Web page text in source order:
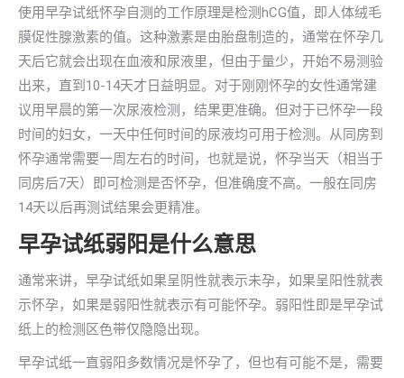
使用早孕试纸怀孕自测的工作原理是检测hCG值，即人体绒毛
膜促性腺激素的值。这种激素是由胎盘制造的，通常在怀孕几
天后它就会出现在血液和尿液里，但由于量少，开始不易测验
出来，直到10-14天才日益明显。对于刚刚怀孕的女性通常建
议用早晨的第一次尿液检测，结果更准确。但对于已怀孕一段
时间的妇女，一天中任何时间的尿液均可用于检测。从同房到
怀孕通常需要一周左右的时间，也就是说，怀孕当天（相当于
同房后7天）即可检测是否怀孕，但准确度不高。一般在同房
14天以后再测试结果会更精准。
早孕试纸弱阳是什么意思
通常来讲，早孕试纸如果呈阴性就表示未孕，如果呈阳性就表
示怀孕，如果是弱阳性就表示有可能怀孕。弱阳性即是早孕试
纸上的检测区色带仅隐隐出现。
早孕试纸一直弱阳多数情况是怀孕了，但也有可能不是，需要